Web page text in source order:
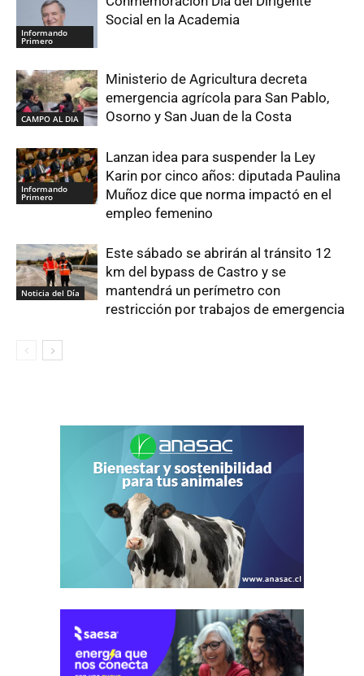
Informando
Primero
Social en la Academia
CAMPO AL DIA
Ministerio de Agricultura decreta
emergencia agrícola para San Pablo,
Osorno y San Juan de la Costa
Informando
Primero
Lanzan idea para suspender la Ley
Karin por cinco años: diputada Paulina
Muñoz dice que norma impactó en el
empleo femenino
Noticia del Día
Este sábado se abrirán al tránsito 12
km del bypass de Castro y se
mantendrá un perímetro con
restricción por trabajos de emergencia